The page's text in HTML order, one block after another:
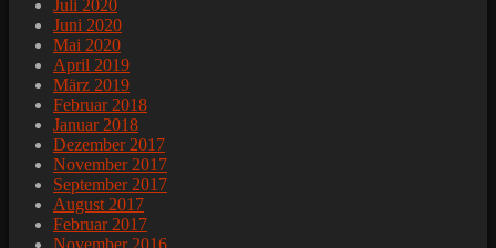
Juli 2020
Juni 2020
Mai 2020
April 2019
März 2019
Februar 2018
Januar 2018
Dezember 2017
November 2017
September 2017
August 2017
Februar 2017